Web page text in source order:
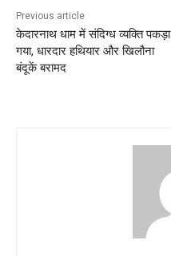
k
Previous article
केदारनाथ धाम में संदिग्ध व्यक्ति पकड़ा
गया, धारदार हथियार और खिलौना
बंदूकें बरामद